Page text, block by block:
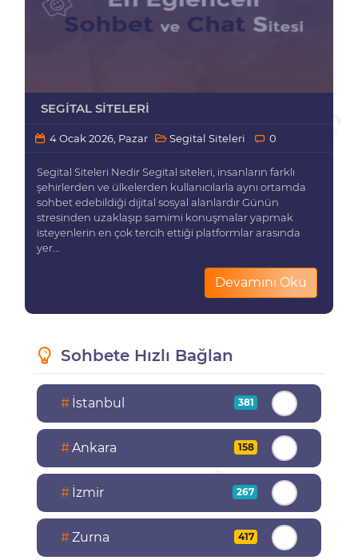
SEGITAL SITELERI
4 Ocak 2026, Pazar Segital Siteleri 0
Segital Siteleri Nedir Segital siteleri, insanların farklı
şehirlerden ve ülkelerden kullanıcılarla aynı ortamda
sohbet edebildiği dijital sosyal alanlardır Günün
stresinden uzaklaşıp samimi konuşmalar yapmak
isteyenlerin en çok tercih ettiği platformlar arasında
yer...
Devamını Oku
Sohbete Hızlı Bağlan
# İstanbul 381
#Ankara 158
# İzmir 267
#Zurna 417